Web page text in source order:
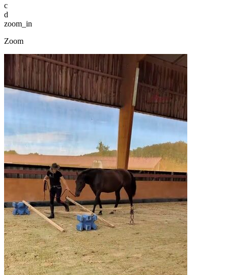
c
d
zoom_in
Zoom